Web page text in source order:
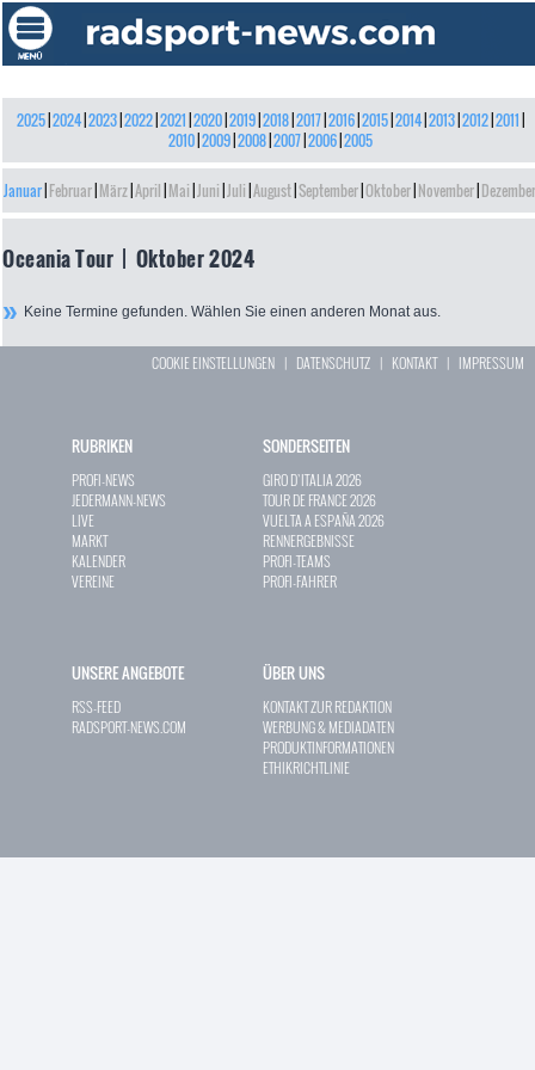
2025| 2024| 2023| 2022| 2021 2020| 2019| 2018| 2017| 2016| 2015| 2014| 2013| 2012| 2011
2010| 2009| 2008| 2007| 2006| 2005
Januar Februar März April Mai Juni Juli August September Oktober November Dezember
Oceania Tour | Oktober 2024
Keine Termine gefunden. Wählen Sie einen anderen Monat aus.
COOKIE EINSTELLUNGEN | DATENSCHUTZ | KONTAKT| IMPRESSUM
RUBRIKEN
PROFI-NEWS
JEDERMANN-NEWS
LIVE
MARKT
KALENDER
VEREINE
SONDERSEITEN
GIRO D`ITALIA 2026
TOUR DE FRANCE 2026
VUELTA A ESPAÑA 2026
RENNERGEBNISSE
PROFI-TEAMS
PROFI-FAHRER
UNSERE ANGEBOTE
RSS-FEED
RADSPORT-NEWS.COM
ÜBER UNS
KONTAKT ZUR REDAKTION
WERBUNG & MEDIADATEN
PRODUKTINFORMATIONEN
ETHIKRICHTLINIE